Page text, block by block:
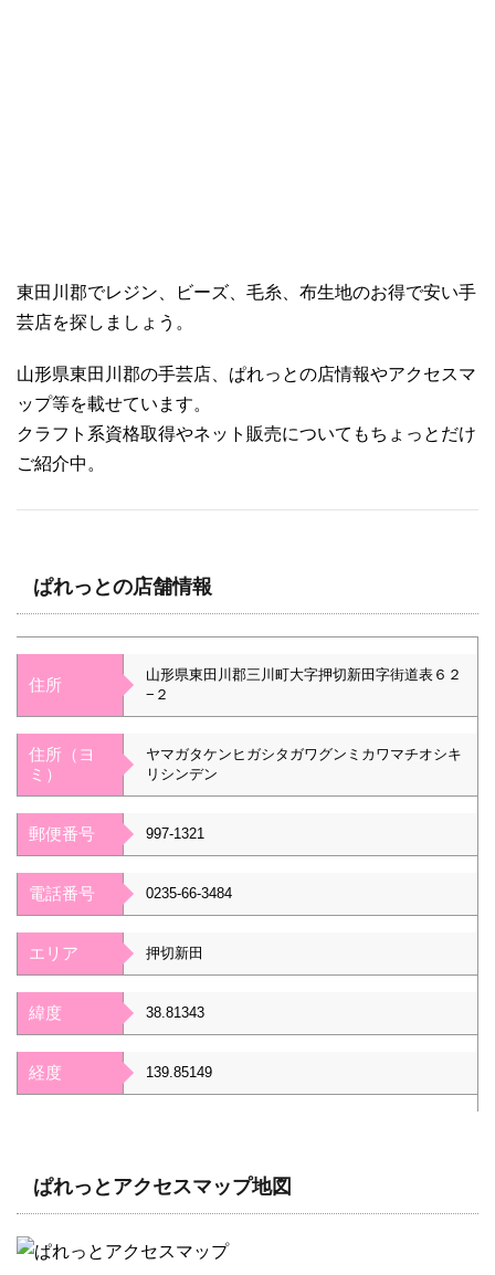
東田川郡でレジン、ビーズ、毛糸、布生地のお得で安い手
芸店を探しましょう。
山形県東田川郡の手芸店、ぱれっとの店情報やアクセスマ
ップ等を載せています。
クラフト系資格取得やネット販売についてもちょっとだけ
ご紹介中。
ぱれっとの店舗情報
住所
山形県東田川郡三川町大字押切新田字街道表６２
−２
住所（ヨ
ミ）
ヤマガタケンヒガシタガワグンミカワマチオシキ
リシンデン
郵便番号 997-1321
電話番号 0235-66-3484
エリア 押切新田
緯度 38.81343
経度 139.85149
ぱれっとアクセスマップ地図